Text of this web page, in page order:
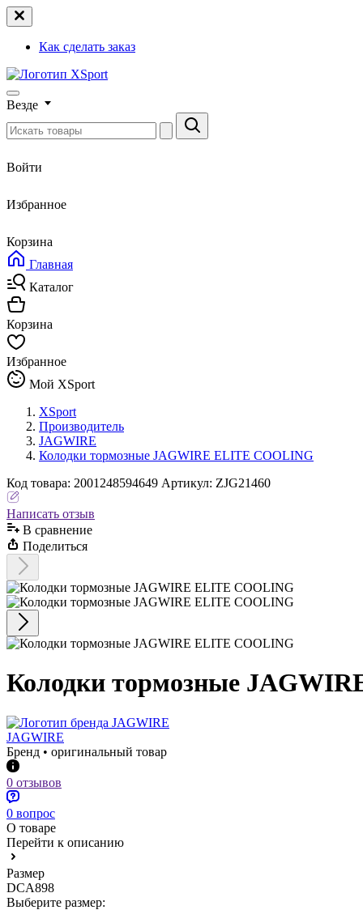
Как сделать заказ
Везде
Войти
Избранное
Корзина
Главная
Каталог
Корзина
Избранное
Мой XSport
XSport
Производитель
JAGWIRE
Колодки тормозные JAGWIRE ELITE COOLING
Код товара: 2001248594649 Артикул: ZJG21460
Написать отзыв
В сравнениe
Поделиться
Колодки тормозные
JAGWIRE
Бренд • оригинальный товар
0 отзывов
0 вопрос
О товаре
Перейти к описанию
Размер
DCA898
Выберите размер: